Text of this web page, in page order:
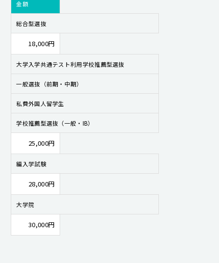
金額
総合型選抜
18,000円
大学入学共通テスト利用学校推薦型選抜
一般選抜（前期・中期）
私費外国人留学生
学校推薦型選抜（一般・IB）
25,000円
編入学試験
28,000円
大学院
30,000円